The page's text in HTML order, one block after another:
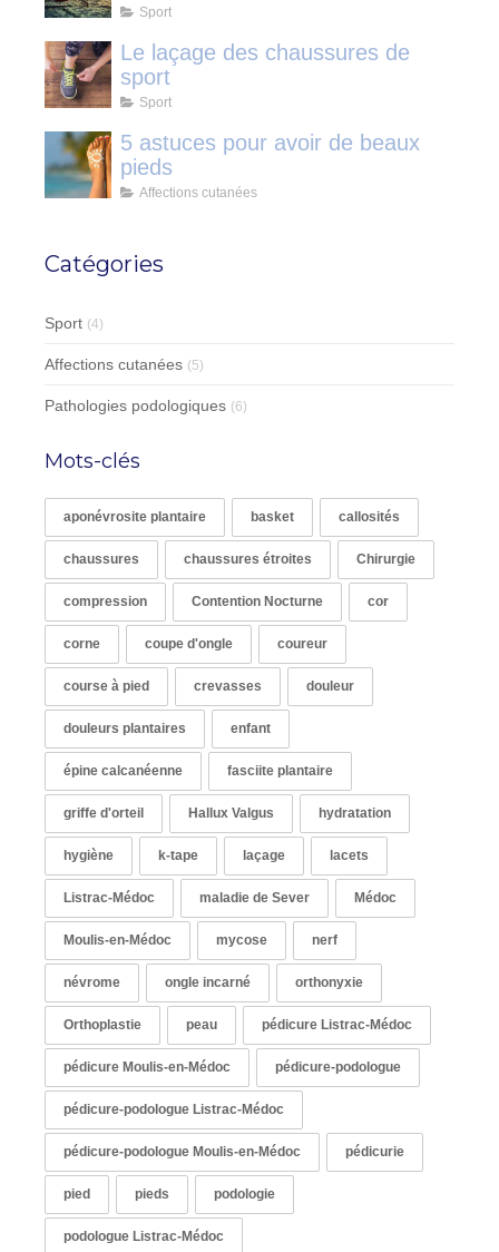
Sport
Le laçage des chaussures de
sport
Sport
5 astuces pour avoir de beaux
pieds
Affections cutanées
Catégories
Sport (4)
Affections cutanées (5)
Pathologies podologiques (6)
Mots-clés
aponévrosite plantaire basket callosités
chaussures chaussures étroites Chirurgie
compression Contention Nocturne cor
corne coupe d'ongle coureur
course à pied crevasses douleur
douleurs plantaires enfant
épine calcanéenne fasciite plantaire
griffe d'orteil Hallux Valgus hydratation
hygiène k-tape laçage lacets
Listrac-Médoc maladie de Sever Médoc
Moulis-en-Médoc mycose nerf
névrome ongle incarné orthonyxie
Orthoplastie peau pédicure Listrac-Médoc
pédicure Moulis-en-Médoc pédicure-podologue
pédicure-podologue Listrac-Médoc
pédicure-podologue Moulis-en-Médoc pédicurie
pied pieds podologie
podologue Listrac-Médoc